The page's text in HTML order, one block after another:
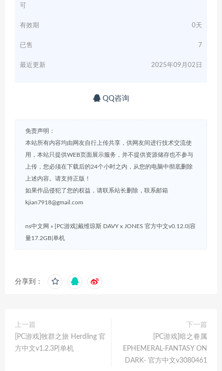
可
有效期 0天
已售 7
最近更新 2025年09月02日
QQ咨询
免责声明：
本站所有内容均由网友自行上传共享，供网友间进行技术交流使
用，本站只提供WEB页面展示服务，并不提供资源储存也不参与
上传，您必须在下载后的24个小时之内，从您的电脑中彻底删除
上述内容。请支持正版！
如果作品侵犯了您的权益，请联系站长删除，联系邮箱
kjian7918@gmail.com
ns中文网 »
[PC游戏]戴维琼斯 DAVY x JONES 官方中文v0.12.0|容
量17.2GB|单机
分享到：
上一篇
[PC游戏]牧群之旅 Herdling 官
方中文v1.2.3P|单机
下一篇
[PC游戏]暗之眷属
EPHEMERAL-FANTASY ON
DARK- 官方中文v3080461